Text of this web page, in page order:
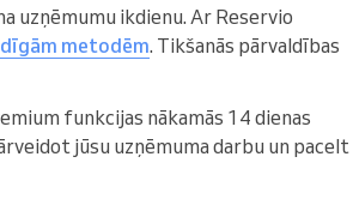
uzņēmumu ikdienu. Ar Reservio
metodēm. Tikšanās pārvaldības
funkcijas nākamās 14 dienas
jūsu uzņēmuma darbu un pacelt